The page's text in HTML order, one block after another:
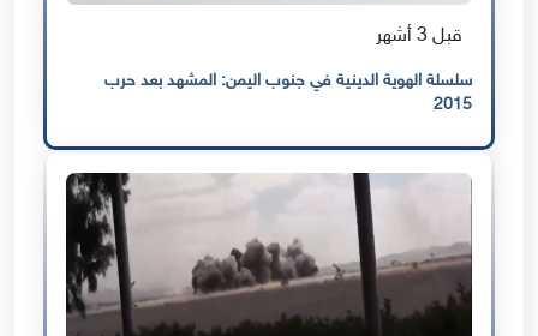
قبل 3 أشهر
سلسلة الهوية الدينية في جنوب اليمن: المشهد بعد حرب
2015